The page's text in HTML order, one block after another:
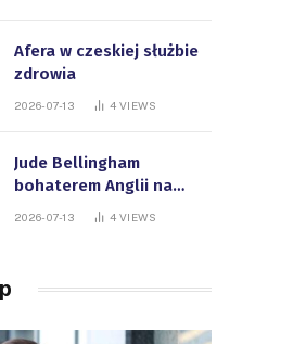
Afera w czeskiej służbie
zdrowia
2026-07-13 4 VIEWS
Jude Bellingham
bohaterem Anglii na
Mistrzostwach Świata
2026-07-13 4 VIEWS